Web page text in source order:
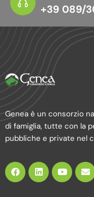
+39 089/
Genea è un consorzio
di famiglia, tutte con la
pubbliche e private nel